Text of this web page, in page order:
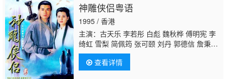
云 陈狄克 廖丽丽 陈安莹 虞天伟 博君 游飙 吕
剑光 孙季卿 区岳 罗君左 戴少民 邓汝超 伍文
生 汤俊明 张宏伟 薛纯基 何金灵 简文达 谭
神雕侠侣粤语
1995 / 香港
主演：古天乐 李若彤 白彪 魏秋桦 傅明宪 李
绮虹 雪梨 简佩筠 张可颐 刘丹 郭德信 詹秉
熙 朱铁和 骆应钧 吴家辉 李家强 戴志伟 江
毅 黄仲匡 张翼 苏玉华 黎耀祥 李国麟 吴家
乐 李子雄 何洁珊 李耀景 冯晓文 刘江 李丽
查看详情